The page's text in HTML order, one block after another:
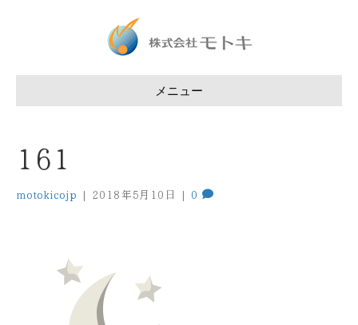
メニュー
161
motokicojp | 2018年5月10日 | 0